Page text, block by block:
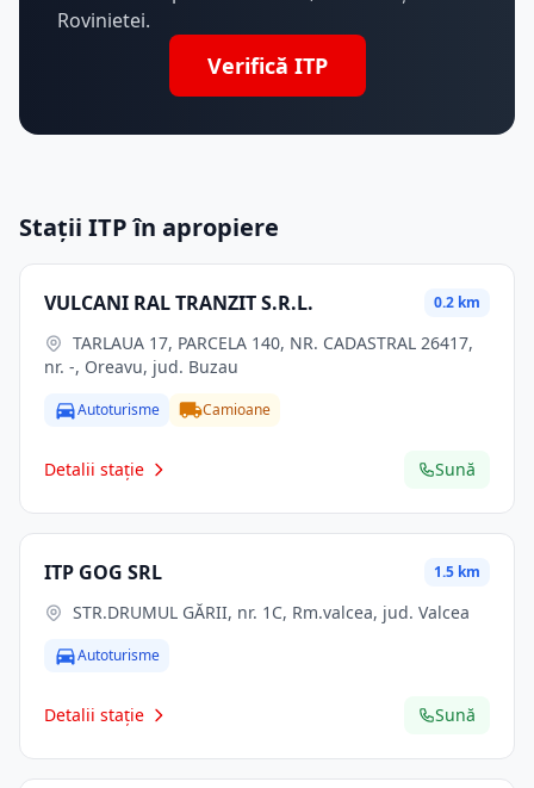
Rovinietei.
Verifică ITP
Stații ITP în apropiere
VULCANI RAL TRANZIT S.R.L. 0.2 km
nr. -, Oreavu, jud. Buzau
Autoturisme Camioane
Detalii stație Sună
ITP GOG SRL 1.5 km
STR.DRUMUL GĂRII, nr. 1C, Rm.valcea, jud. Valcea
Autoturisme
Detalii stație Sună